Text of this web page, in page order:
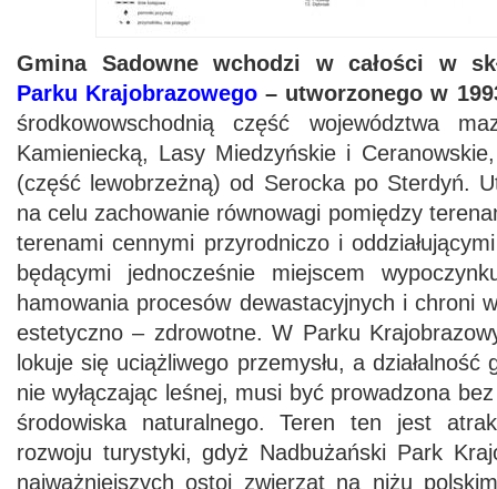
Gmina Sadowne wchodzi w całości w
Parku Krajobrazowego – utworzonego w
środkowowschodnią część województwa
Kamieniecką, Lasy Miedzyńskie i
(część lewobrzeżną) od Serocka po Sterdyń.
na celu zachowanie równowagi pomiędzy
terenami cennymi przyrodniczo i
będącymi jednocześnie miejscem
hamowania procesów dewastacyjnych i chroni
estetyczno – zdrowotne. W Parku
lokuje się uciążliwego przemysłu, a
nie wyłączając leśnej, musi być prowadzona
środowiska naturalnego. Teren ten jest
rozwoju turystyki, gdyż Nadbużański Park
najważniejszych ostoi zwierząt na niżu